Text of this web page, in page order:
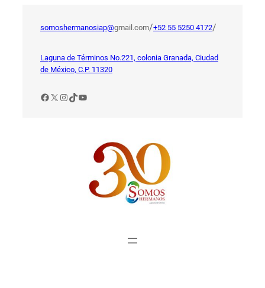
somoshermanosiap@gmail.com/+52 55 5250 4172/
Laguna de Términos No.221, colonia Granada, Ciudad
de México, C.P. 11320
Facebook
X Instagram
TikTok
YouTube